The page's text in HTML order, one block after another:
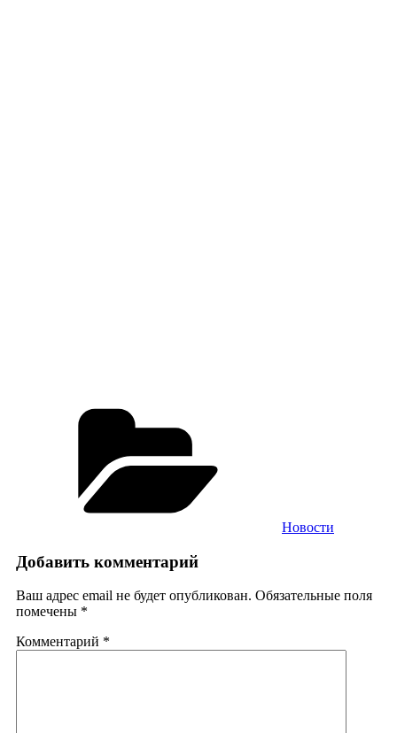
Новости
Добавить комментарий
Ваш адрес email не будет опубликован. Обязательные поля
помечены *
Комментарий *